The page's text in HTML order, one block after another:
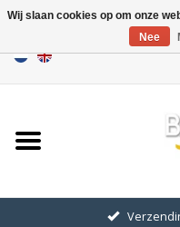
Home
Uitverkoop
Wij slaan cookies op om onze
Nee